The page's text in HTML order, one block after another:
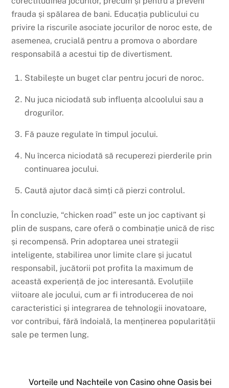
frauda și spălarea de bani. Educația publicului cu
privire la riscurile asociate jocurilor de noroc este, de
asemenea, crucială pentru a promova o abordare
responsabilă a acestui tip de divertisment.
Stabilește un buget clar pentru jocuri de noroc.
Nu juca niciodată sub influența alcoolului sau a
drogurilor.
Fă pauze regulate în timpul jocului.
Nu încerca niciodată să recuperezi pierderile prin
continuarea jocului.
Caută ajutor dacă simți că pierzi controlul.
În concluzie, “chicken road” este un joc captivant și
plin de suspans, care oferă o combinație unică de risc
și recompensă. Prin adoptarea unei strategii
inteligente, stabilirea unor limite clare și jucatul
responsabil, jucătorii pot profita la maximum de
această experiență de joc interesantă. Evoluțiile
viitoare ale jocului, cum ar fi introducerea de noi
caracteristici și integrarea de tehnologii inovatoare,
vor contribui, fără îndoială, la menținerea popularității
sale pe termen lung.
Vorteile und Nachteile von Casino ohne Oasis bei